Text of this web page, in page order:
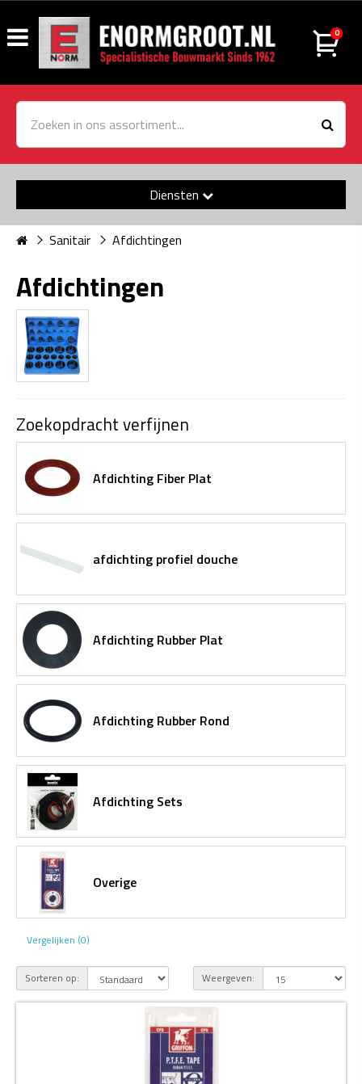
0
Diensten
Sanitair Afdichtingen
Afdichtingen
Zoekopdracht verfijnen
Afdichting Fiber Plat
afdichting profiel douche
Afdichting Rubber Plat
Afdichting Rubber Rond
Afdichting Sets
Overige
Vergelijken (0)
Sorteren op: Weergeven: